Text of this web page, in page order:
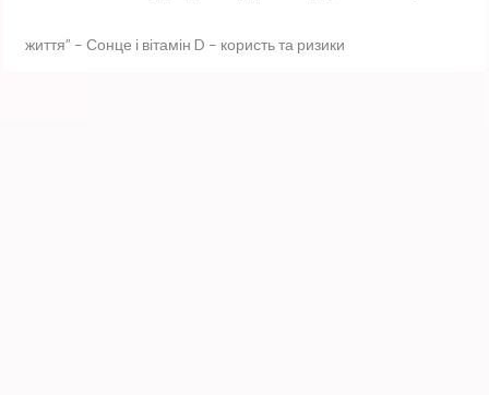
життя” – Сонце і вітамін D – користь та ризики